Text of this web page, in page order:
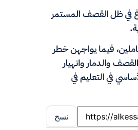
في ظل القصف المستمر
لمدة عامين كاملين، فيما يواجهن خطر
والدمار وانهيار
في التعليم في
نسخ